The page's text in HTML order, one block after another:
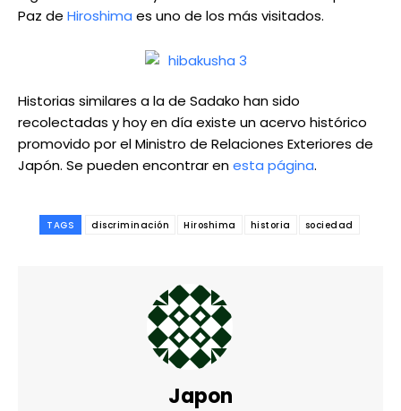
Paz de Hiroshima es uno de los más visitados.
Historias similares a la de Sadako han sido
recolectadas y hoy en día existe un acervo histórico
promovido por el Ministro de Relaciones Exteriores de
Japón. Se pueden encontrar enesta página.
TAGS discriminación Hiroshima historia sociedad
Japon